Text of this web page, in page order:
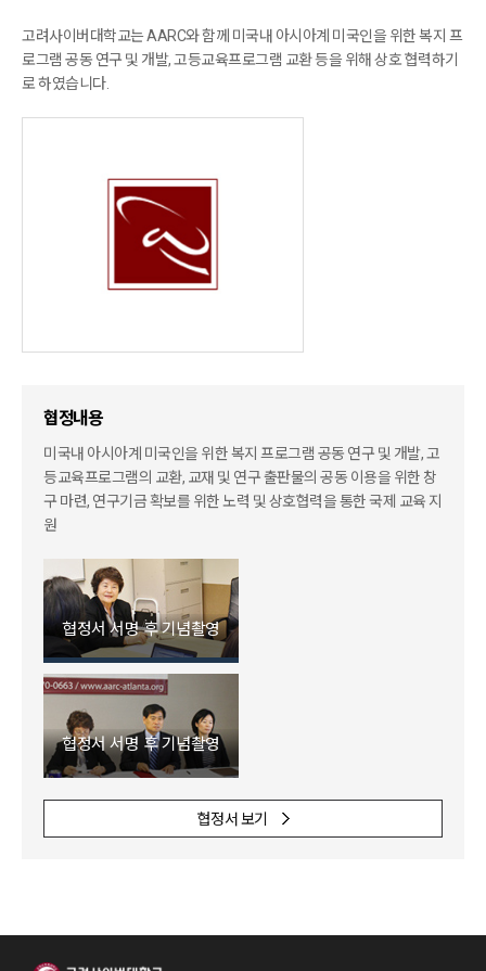
고려사이버대학교는 AARC와 함께 미국내 아시아계 미국인을 위한 복지 프
로그램 공동 연구 및 개발, 고등교육프로그램 교환 등을 위해 상호 협력하기
로 하였습니다.
협정내용
미국내 아시아계 미국인을 위한 복지 프로그램 공동 연구 및 개발, 고
등교육프로그램의 교환, 교재 및 연구 출판물의 공동 이용을 위한 창
구 마련, 연구기금 확보를 위한 노력 및 상호협력을 통한 국제 교육 지
원
협정서 서명 후 기념촬영
협정서 서명 후 기념촬영
협정서 보기